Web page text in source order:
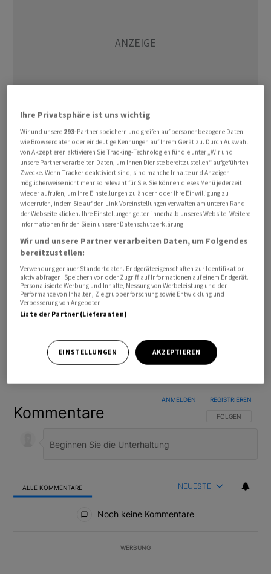
(AWP)
Bevorzugte Quelle So funktioniert's
Kommentare FOLGE DIESER
FOLGEN
ANMELDEN REGISTRIEREN
ALLE KOMMENTARE NEUESTE
Noch keine Kommentare
WERBUNG
Ihre Privatsphäre ist uns wichtig
Wir und unsere 293-Partner speichern und greifen auf personenbezogene Daten
wie Browserdaten oder eindeutige Kennungen auf Ihrem Gerät zu. Durch Auswahl
von Akzeptieren aktivieren Sie Tracking-Technologien für die unter „Wir und
unsere Partner verarbeiten Daten, um Ihnen Dienste bereitzustellen“ aufgeführten
Zwecke. Wenn Tracker deaktiviert sind, sind manche Inhalte und Anzeigen
möglicherweise nicht mehr so relevant für Sie. Sie können dieses Menü jederzeit
wieder aufrufen, um Ihre Einstellungen zu ändern oder Ihre Einwilligung zu
widerrufen, indem Sie auf den Link Voreinstellungen verwalten am unteren Rand
der Webseite klicken. Ihre Einstellungen gelten innerhalb unseres Website. Weitere
Informationen finden Sie in unserer Datenschutzerklärung.
Wir und unsere Partner verarbeiten Daten, um Folgendes
bereitzustellen:
Verwendung genauer Standortdaten. Endgeräteeigenschaften zur Identifikation
aktiv abfragen. Speichern von oder Zugriff auf Informationen auf einem Endgerät.
Personalisierte Werbung und Inhalte, Messung von Werbeleistung und der
Performance von Inhalten, Zielgruppenforschung sowie Entwicklung und
Verbesserung von Angeboten.
Liste der Partner (Lieferanten)
EINSTELLUNGEN AKZEPTIEREN